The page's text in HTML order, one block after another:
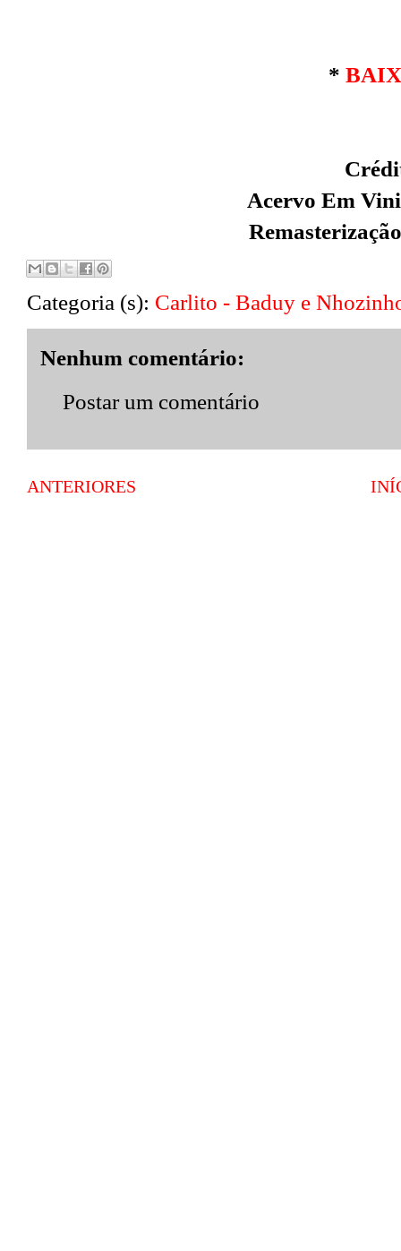
*
Acervo Em
Categoria (s): Carlito - Baduy e
Nenhum comentário:
Postar um comentário
ANTERIORES